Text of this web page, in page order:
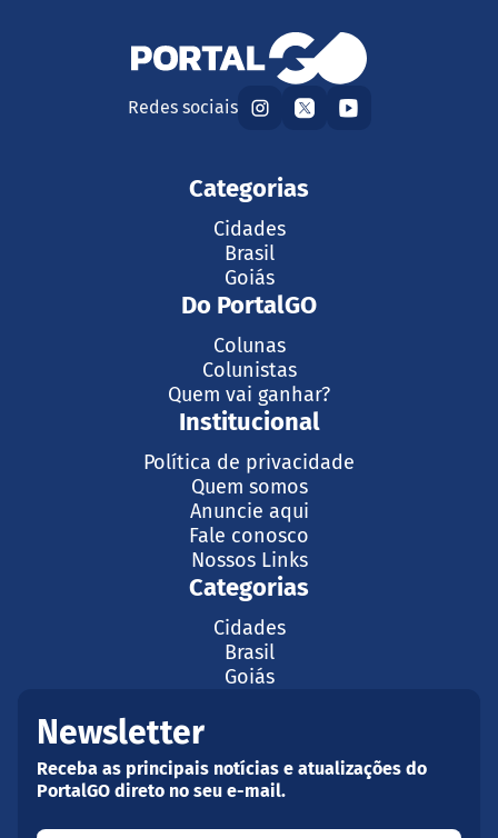
Redes sociais
Categorias
Cidades
Brasil
Goiás
Do PortalGO
Colunas
Colunistas
Quem vai ganhar?
Institucional
Política de privacidade
Quem somos
Anuncie aqui
Fale conosco
Nossos Links
Categorias
Cidades
Brasil
Goiás
Newsletter
Receba as principais notícias e atualizações do
PortalGO direto no seu e-mail.